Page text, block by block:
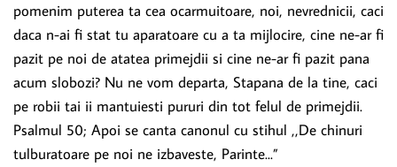
pomenim puterea ta cea ocarmuitoare, noi, nevrednicii, caci
daca n-ai fi stat tu aparatoare cu a ta mijlocire, cine ne-ar fi
pazit pe noi de atatea primejdii si cine ne-ar fi pazit pana
acum slobozi? Nu ne vom departa, Stapana de la tine, caci
pe robii tai ii mantuiesti pururi din tot felul de primejdii.
Psalmul 50; Apoi se canta canonul cu stihul ,,De chinuri
tulburatoare pe noi ne izbaveste, Parinte...”